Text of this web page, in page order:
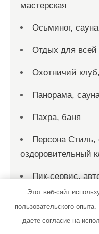
мастерская
Осьминог, сауна
Отдых для всей
Охотничий
Панорама,
Пахра, баня
Персона Стиль,
оздоровительный
Пик-сервис,
Пик-сервис,
Пирс, автомойка
Этот веб-сайт
пользовательского
даете согласие на